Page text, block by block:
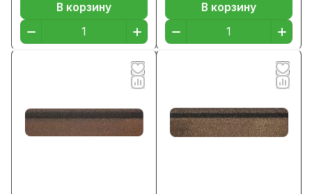
В корзину В корзину